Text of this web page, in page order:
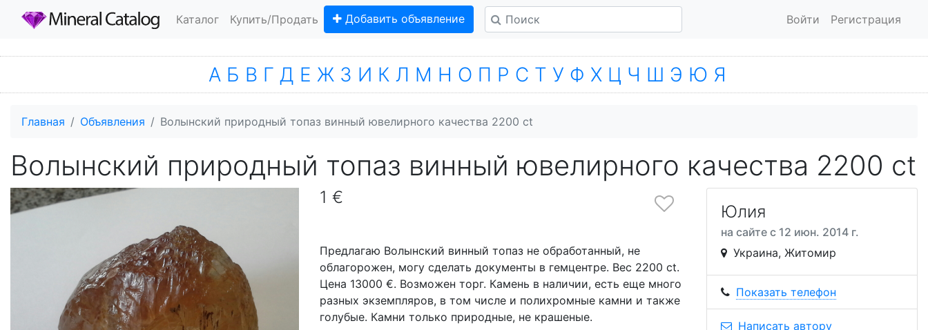
Каталог Купить/Продать Добавить объявление Войти Регистрация
Главная Объявления Волынский природный топаз винный ювелирного качества 2200 ct
Волынский природный топаз винный ювелирного качества 2200 ct
1 €
Предлагаю Волынский винный топаз не обработанный, не
облагорожен, могу сделать документы в гемцентре. Вес 2200 ct.
Цена 13000 €. Возможен торг. Камень в наличии, есть еще много
разных экземпляров, в том числе и полихромные камни и также
голубые. Камни только природные, не крашеные.
Юлия
на сайте с 12 июн. 2014 г.
Украина, Житомир
Показать телефон
Написать автору
А Б В Г Д Е Ж З И К Л М Н О П Р С Т У Ф Х Ц Ч Ш Э Ю Я